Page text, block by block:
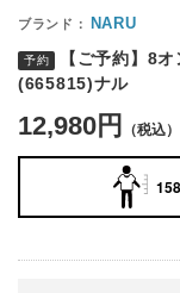
NARU
予約
【ご予約】8
(665815)ナル
12,980円